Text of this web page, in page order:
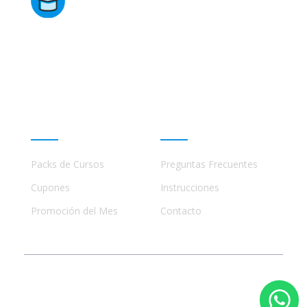
Packs de Cursos
Cupones
Promoción del Mes
Preguntas Frecuentes
Instrucciones
Contacto